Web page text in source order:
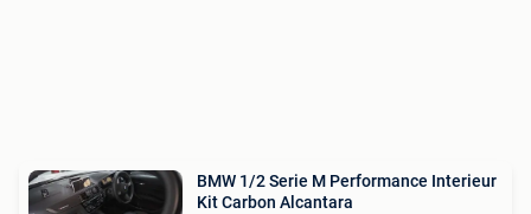
BMW 1/2 Serie M Performance Interieur
Kit Carbon Alcantara